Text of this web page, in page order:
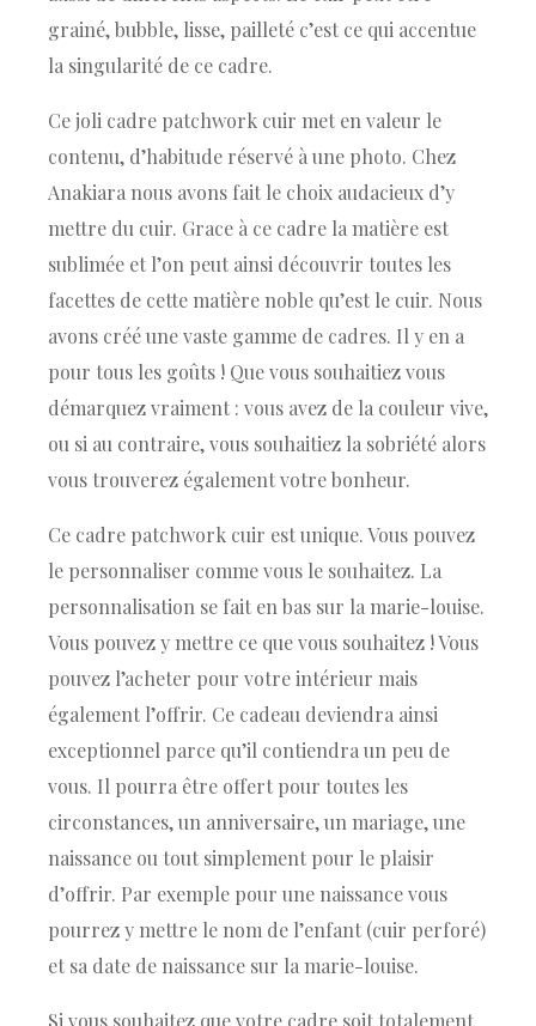
grainé, bubble, lisse, pailleté c’est ce qui accentue
la singularité de ce cadre.
Ce joli cadre patchwork cuir met en valeur le
contenu, d’habitude réservé à une photo. Chez
Anakiara nous avons fait le choix audacieux d’y
mettre du cuir. Grace à ce cadre la matière est
sublimée et l’on peut ainsi découvrir toutes les
facettes de cette matière noble qu’est le cuir. Nous
avons créé une vaste gamme de cadres. Il y en a
pour tous les goûts ! Que vous souhaitiez vous
démarquez vraiment : vous avez de la couleur vive,
ou si au contraire, vous souhaitiez la sobriété alors
vous trouverez également votre bonheur.
Ce cadre patchwork cuir est unique. Vous pouvez
le personnaliser comme vous le souhaitez. La
personnalisation se fait en bas sur la marie-louise.
Vous pouvez y mettre ce que vous souhaitez ! Vous
pouvez l’acheter pour votre intérieur mais
également l’offrir. Ce cadeau deviendra ainsi
exceptionnel parce qu’il contiendra un peu de
vous. Il pourra être offert pour toutes les
circonstances, un anniversaire, un mariage, une
naissance ou tout simplement pour le plaisir
d’offrir. Par exemple pour une naissance vous
pourrez y mettre le nom de l’enfant (cuir perforé)
et sa date de naissance sur la marie-louise.
Si vous souhaitez que votre cadre soit totalement